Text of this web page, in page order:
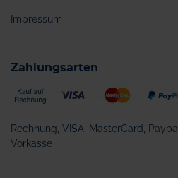
Impressum
Zahlungsarten
Rechnung, VISA, MasterCard,
Vorkasse